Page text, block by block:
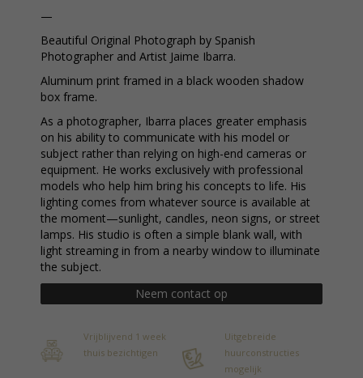
—
Beautiful Original Photograph by Spanish
Photographer and Artist Jaime Ibarra.
Aluminum print framed in a black wooden shadow
box frame.
As a photographer, Ibarra places greater emphasis
on his ability to communicate with his model or
subject rather than relying on high-end cameras or
equipment. He works exclusively with professional
models who help him bring his concepts to life. His
lighting comes from whatever source is available at
the moment—sunlight, candles, neon signs, or street
lamps. His studio is often a simple blank wall, with
light streaming in from a nearby window to illuminate
the subject.
Neem contact op
Vrijblijvend 1 week
thuis bezichtigen
Uitgebreide
huurconstructies
mogelijk